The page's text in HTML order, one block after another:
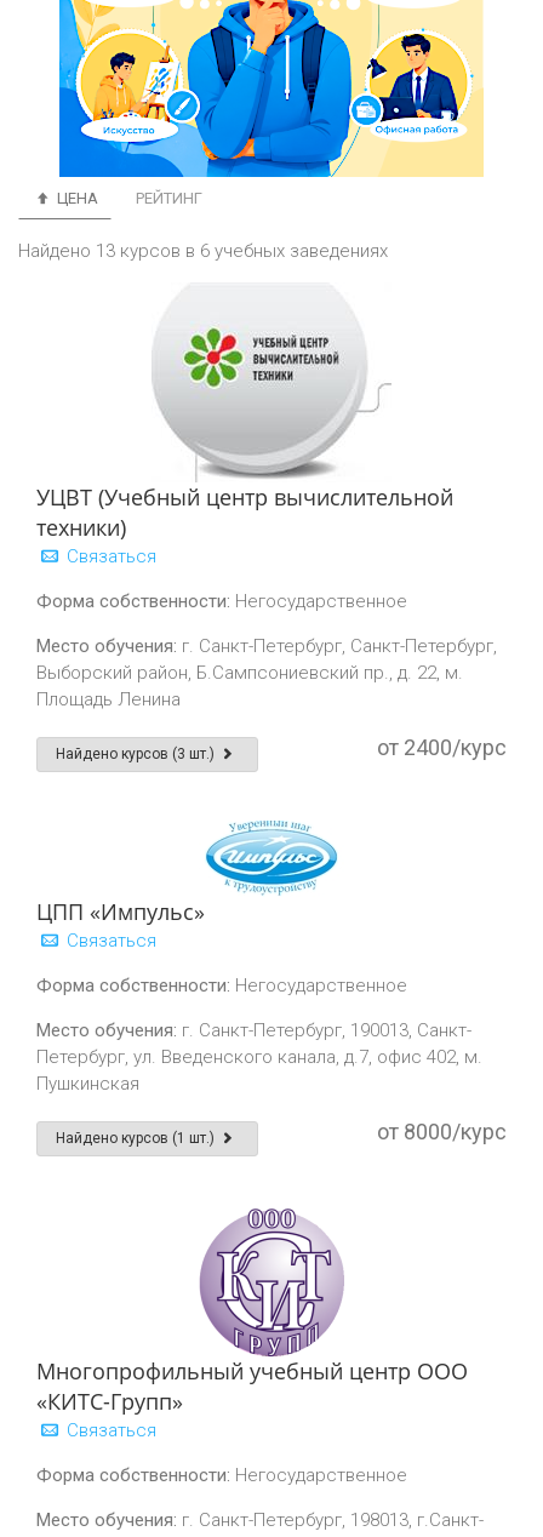
ЦЕНА РЕЙТИНГ
Найдено 13 курсов в 6 учебных заведениях
УЦВТ (Учебный центр вычислительной
техники)
Связаться
Форма собственности: Негосударственное
Место обучения: г. Санкт-Петербург, Санкт-Петербург,
Выборский район, Б.Сампсониевский пр., д. 22, м.
Площадь Ленина
Найдено курсов (3 шт.) от 2400/курс
ЦПП «Импульс»
Связаться
Форма собственности: Негосударственное
Место обучения: г. Санкт-Петербург, 190013, Санкт-
Петербург, ул. Введенского канала, д.7, офис 402, м.
Пушкинская
Найдено курсов (1 шт.) от 8000/курс
Многопрофильный учебный центр ООО
«КИТС-Групп»
Связаться
Форма собственности: Негосударственное
Место обучения: г. Санкт-Петербург, 198013, г.Санкт-